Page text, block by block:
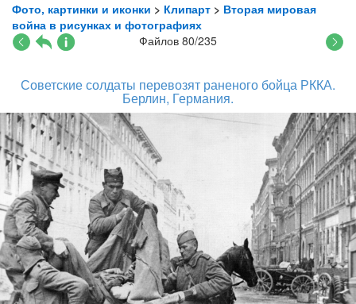
Фото, картинки и иконки > Клипарт > Вторая мировая
война в рисунках и фотографиях
Файлов 80/235
Советские солдаты перевозят раненого бойца РККА.
Берлин, Германия.